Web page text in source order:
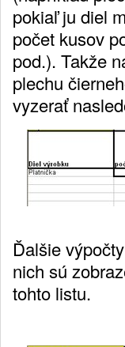
pokiaľ ju diel
počet kusov
pod.). Takže
plechu
vyzerať
Ďalšie
nich sú
tohto listu.